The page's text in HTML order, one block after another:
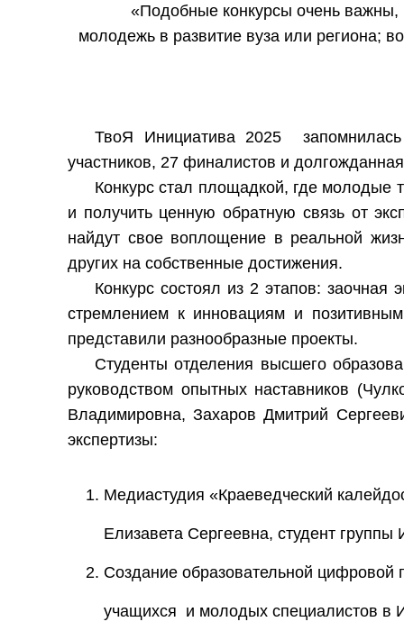
«Подобные конкурсы очень важны,
молодежь в развитие вуза или региона;
ТвоЯ Инициатива 2025
участников, 27 финалистов и
Конкурс стал площадкой, где молодые
и получить ценную обратную связь от
найдут свое воплощение в реальной
других на собственные достижения.
Конкурс состоял из 2 этапов:
стремлением к инновациям и
представили разнообразные проекты.
Студенты отделения высшего
руководством опытных наставников
Владимировна, Захаров Дмитрий
экспертизы:
Медиастудия «Краеведческий
Елизавета Сергеевна, студент
Создание образовательной
учащихся и молодых специалистов в